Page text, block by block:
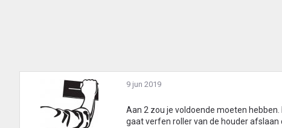
9 jun 2019
Aan 2 zou je voldoende moeten
gaat verfen roller van de houder afslaan